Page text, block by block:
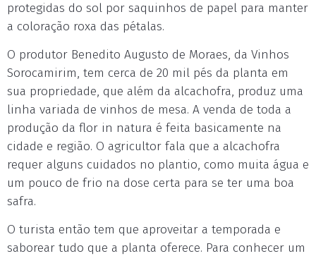
protegidas do sol por saquinhos de papel para manter
a coloração roxa das pétalas.
O produtor Benedito Augusto de Moraes, da Vinhos
Sorocamirim, tem cerca de 20 mil pés da planta em
sua propriedade, que além da alcachofra, produz uma
linha variada de vinhos de mesa. A venda de toda a
produção da flor in natura é feita basicamente na
cidade e região. O agricultor fala que a alcachofra
requer alguns cuidados no plantio, como muita água e
um pouco de frio na dose certa para se ter uma boa
safra.
O turista então tem que aproveitar a temporada e
saborear tudo que a planta oferece. Para conhecer um